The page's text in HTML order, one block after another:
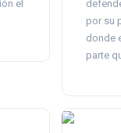
el
por su
donde
parte